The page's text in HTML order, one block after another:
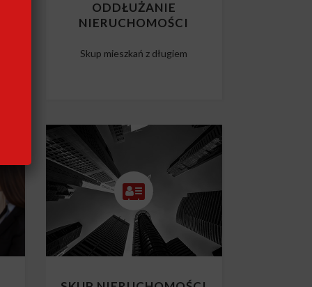
ODDŁUŻANIE
NIERUCHOMOŚCI
Skup mieszkań z długiem